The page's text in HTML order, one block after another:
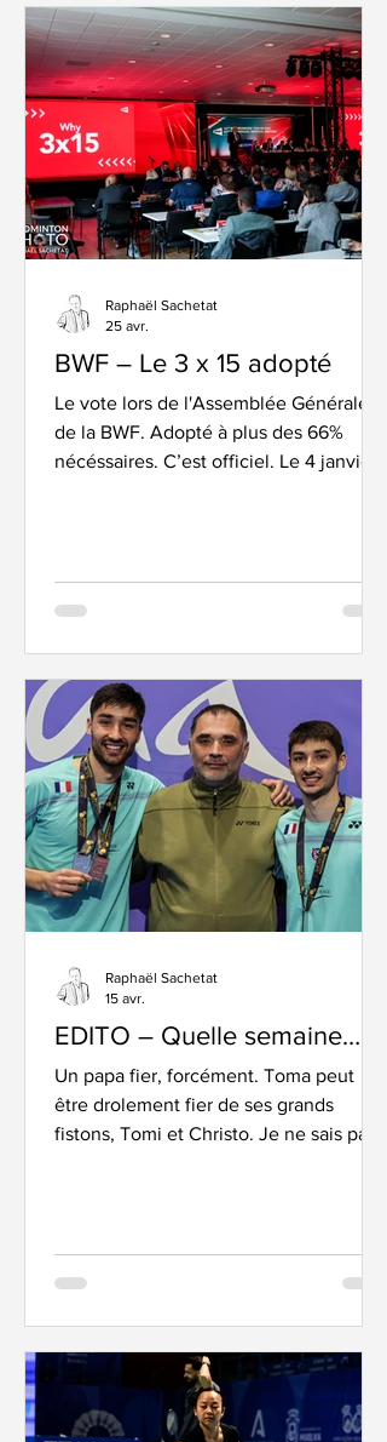
avait pourtant mal commencé pour les
joueurs du Val-de-Marne. Dans le
double dames, Iben Bergstein et Anya
Tatranova ont subi la loi de T
BWF – Le 3 x 15 adopté
Le vote lors de l'Assemblée Générale
de la BWF. Adopté à plus des 66%
nécéssaires. C’est officiel. Le 4 janvier
place des deux sets gagnants de 21
points, il faudra désormais aller jusqu’à
Horsens, au Danemark, la motion lors
de l’Assemblée Générale de la
Fédération Internationale, soutenu
unanimement p
Raphaël Sachetat
25 avr.
EDITO – Quelle semaine…
Un papa fier, forcément. Toma peut
être drolement fier de ses grands
fistons, Tomi et Christo. Je ne sais pas
fierté, la tristesse, l’euphorie, la
nostalgie, l’admiration… Revenons
d’Espagne tirait alors sa révérence :
Carolina Marín. Un phénomène. Ou
l’histoire d’une gamine qui, à 14 ans,
Raphaël Sachetat
15 avr.